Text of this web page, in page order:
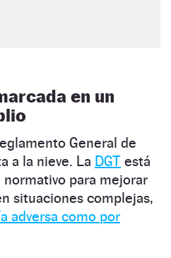
en un
General de
a la nieve. La DGT está
para mejorar
situaciones complejas,
adversa como por